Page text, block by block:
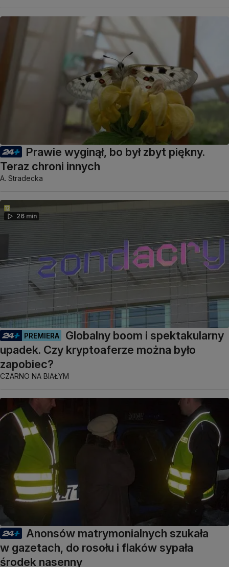
Prawie wyginął, bo był zbyt piękny.
Teraz chroni innych
A. Stradecka
26 min
PREMIERA
Globalny boom i spektakularny
upadek. Czy kryptoaferze można było
zapobiec?
CZARNO NA BIAŁYM
Anonsów matrymonialnych szukała
w gazetach, do rosołu i flaków sypała
środek nasenny